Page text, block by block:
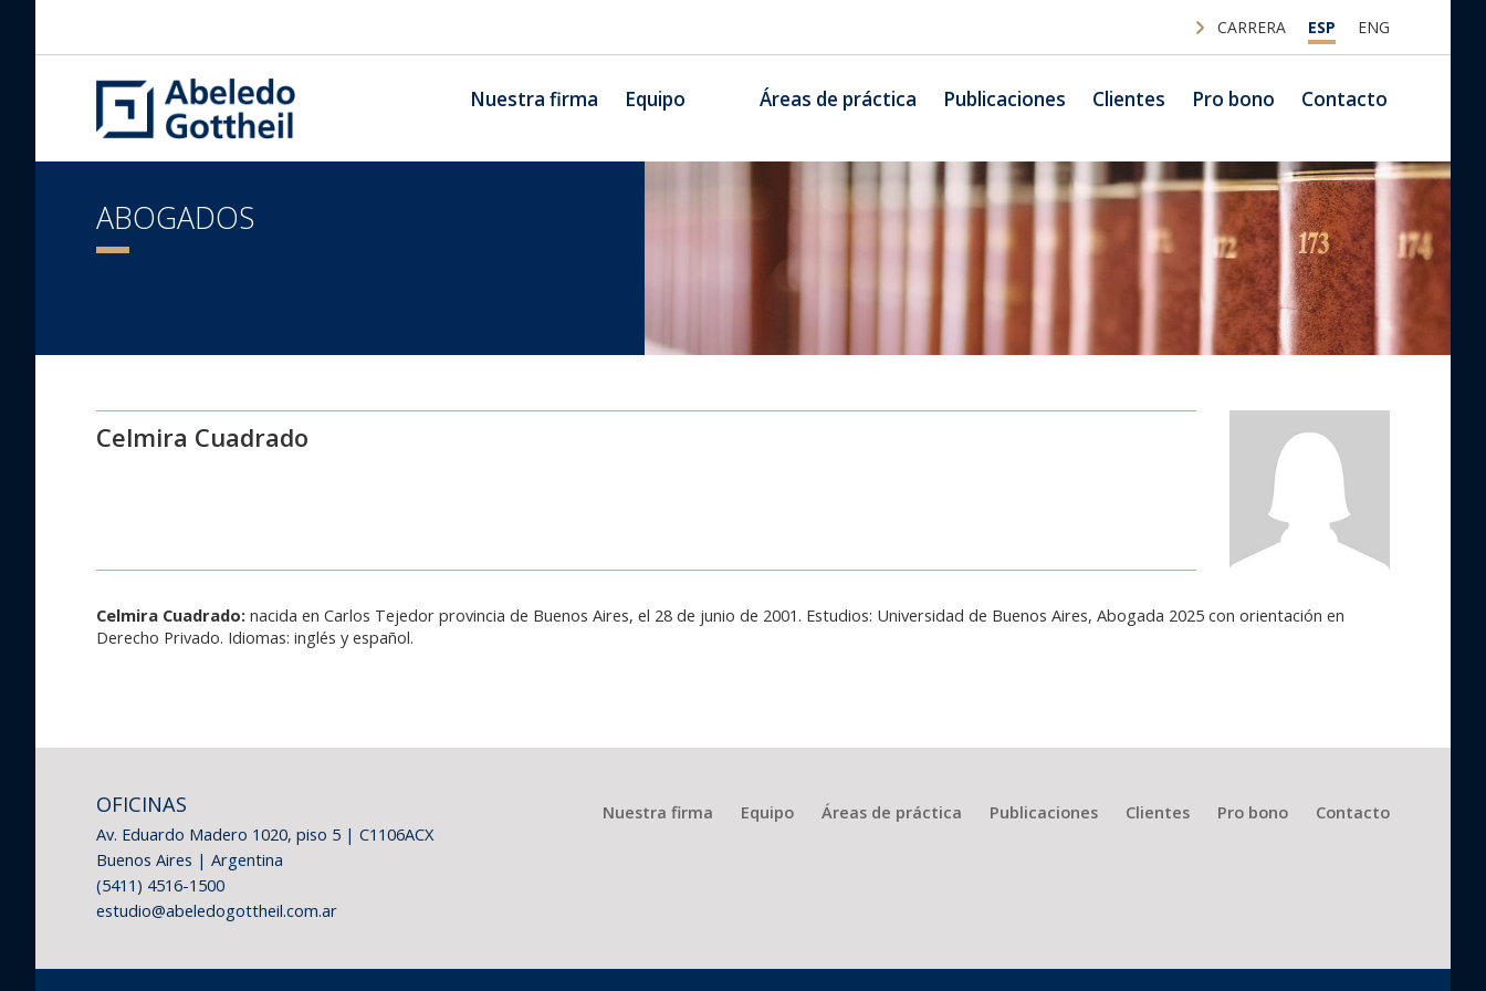
CARRERA ESP ENG
Nuestra firma Equipo Áreas de práctica Publicaciones Clientes Pro bono Contacto
ABOGADOS
Celmira Cuadrado
Celmira Cuadrado: nacida en Carlos Tejedor provincia de Buenos Aires, el 28 de junio de 2001. Estudios: Universidad de Buenos Aires, Abogada 2025 con orientación en
Derecho Privado. Idiomas: inglés y español.
OFICINAS
Av. Eduardo Madero 1020, piso 5 | C1106ACX
Buenos Aires | Argentina
(5411) 4516-1500
estudio@abeledogottheil.com.ar
Nuestra firma Equipo Áreas de práctica Publicaciones Clientes Pro bono Contacto